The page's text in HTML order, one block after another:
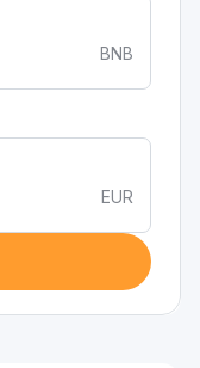
BNB
EUR